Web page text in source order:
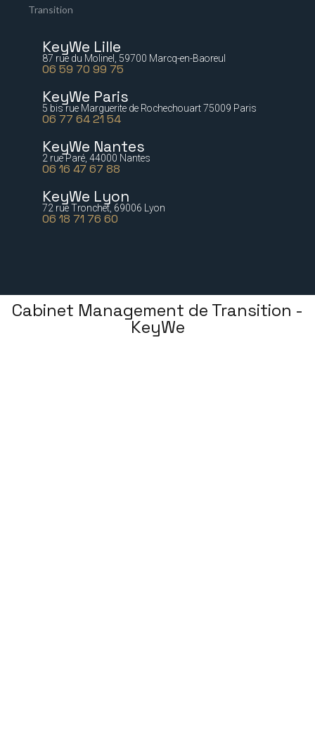
Transition
KeyWe Lille
87 rue du Molinel, 59700 Marcq-en-Baoreul
06 59 70 99 75
KeyWe Paris
5 bis rue Marguerite de Rochechouart 75009 Paris
06 77 64 21 54
KeyWe Nantes
2 rue Paré, 44000 Nantes
06 16 47 67 88
KeyWe Lyon
72 rue Tronchet, 69006 Lyon
06 18 71 76 60
Cabinet Management de Transition -
KeyWe